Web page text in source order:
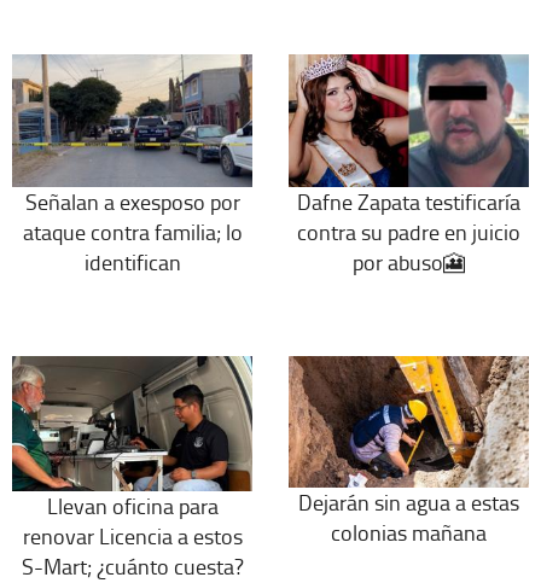
Señalan a exesposo por
ataque contra familia; lo
identifican
Dafne Zapata testificaría
contra su padre en juicio
por abuso🎦
Llevan oficina para
renovar Licencia a estos
S-Mart; ¿cuánto cuesta?
Dejarán sin agua a estas
colonias mañana